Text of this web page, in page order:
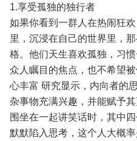
1.享受孤独的独行者
如果你看到一群人在热闹狂
里，沉浸在自己的世界里，
格。他们天生喜欢孤独，习
众人瞩目的焦点，也不希望被
心丰富 研究显示，内向者的
杂事物充满兴趣，并能赋予
围坐在一起讲笑话时，其中
默默陷入思考，这个人大概